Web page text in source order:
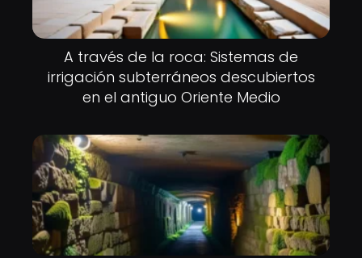
A través de la roca: Sistemas de
irrigación subterráneos descubiertos
en el antiguo Oriente Medio